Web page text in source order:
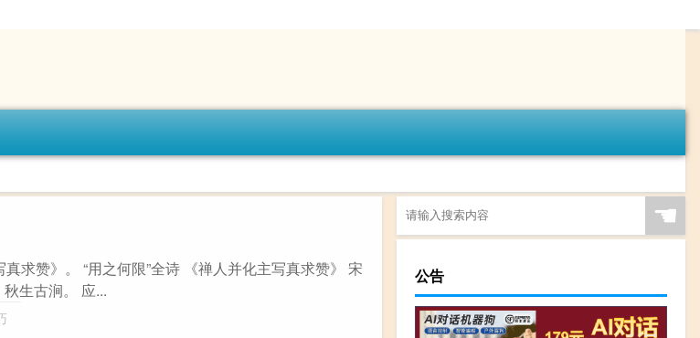
求赞》。 “用之何限”全诗 《禅人并化主写真求赞》 宋
生古涧。 应...
☚
公告